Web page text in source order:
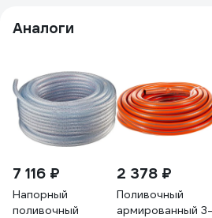
Аналоги
7 116 ₽
Напорный
поливочный
2 378 ₽
Поливочный
армированный 3-